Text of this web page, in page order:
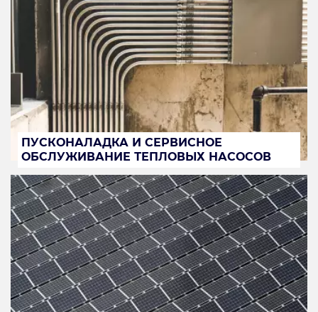
ПУСКОНАЛАДКА И СЕРВИСНОЕ
ОБСЛУЖИВАНИЕ ТЕПЛОВЫХ НАСОСОВ